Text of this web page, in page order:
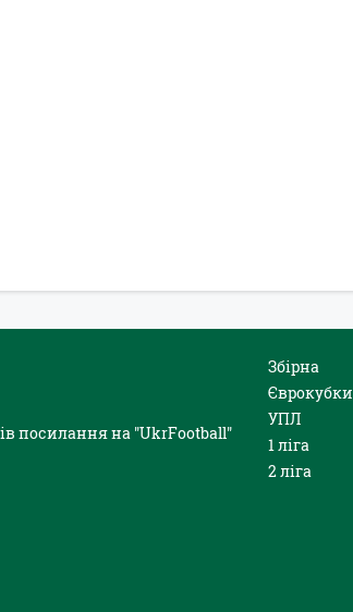
посилання на "UkrFootball"
Збірна
Єврокубки
УПЛ
1 ліга
2 ліга